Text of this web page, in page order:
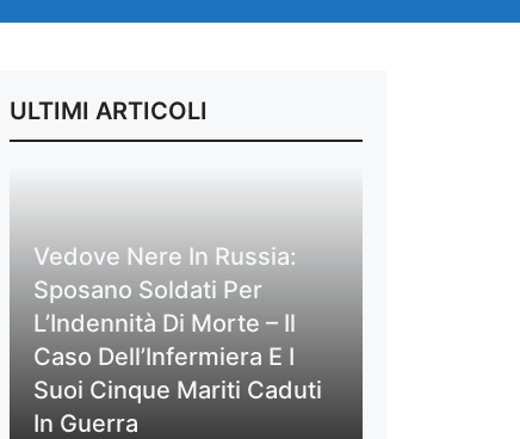
ULTIMI ARTICOLI
Vedove Nere In Russia:
Sposano Soldati Per
L’Indennità Di Morte – Il
Caso Dell’Infermiera E I
Suoi Cinque Mariti Caduti
In Guerra